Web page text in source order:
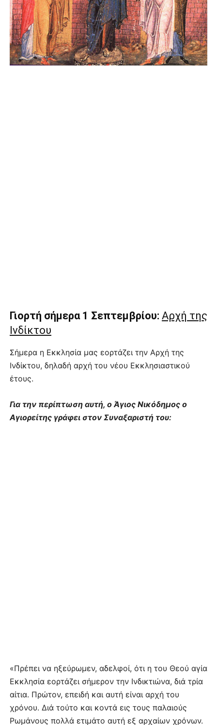
Γιορτή σήμερα 1 Σεπτεμβρίου: Αρχή της
Ινδίκτου
Σήμερα η Εκκλησία μας εορτάζει την Αρχή της
Ινδίκτου, δηλαδή αρχή του νέου Εκκλησιαστικού
έτους.
Για την περίπτωση αυτή, ο Άγιος Νικόδημος ο
Αγιορείτης γράφει στον Συναξαριστή του:
«Πρέπει να ηξεύρωμεν, αδελφοί, ότι η του Θεού αγία
Eκκλησία εορτάζει σήμερον την Iνδικτιώνα, διά τρία
αίτια. Πρώτον, επειδή και αυτή είναι αρχή του
χρόνου. Διά τούτο και κοντά εις τους παλαιούς
Pωμάνους πολλά ετιμάτο αυτή εξ αρχαίων χρόνων.